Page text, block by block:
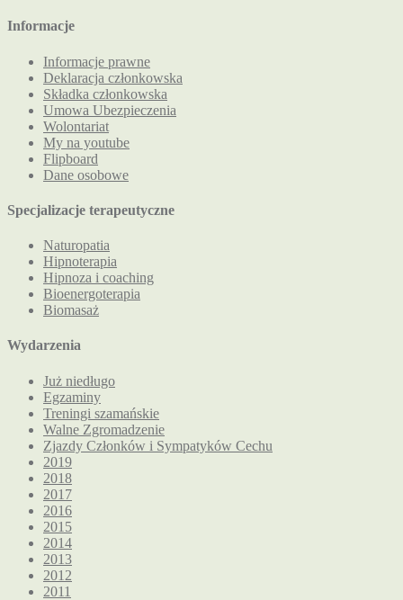
Informacje
Informacje prawne
Deklaracja członkowska
Składka członkowska
Umowa Ubezpieczenia
Wolontariat
My na youtube
Flipboard
Dane osobowe
Specjalizacje terapeutyczne
Naturopatia
Hipnoterapia
Hipnoza i coaching
Bioenergoterapia
Biomasaż
Wydarzenia
Już niedługo
Egzaminy
Treningi szamańskie
Walne Zgromadzenie
Zjazdy Członków i Sympatyków Cechu
2019
2018
2017
2016
2015
2014
2013
2012
2011